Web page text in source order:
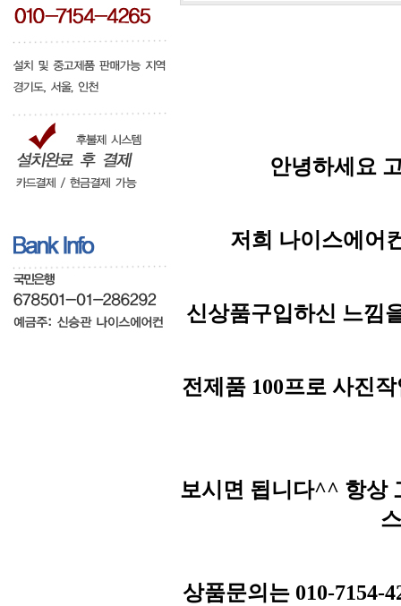
안녕하세요
저희 나이스에어
신상품구입하신 느낌
전제품 100프로 사진
보시면 됩니다^^ 항상
상품문의는 010-7154-